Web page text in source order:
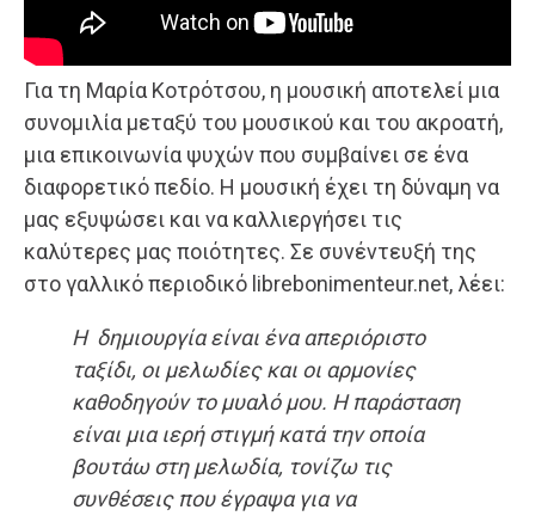
Για τη Μαρία Κοτρότσου, η μουσική αποτελεί μια
συνομιλία μεταξύ του μουσικού και του ακροατή,
μια επικοινωνία ψυχών που συμβαίνει σε ένα
διαφορετικό πεδίο. Η μουσική έχει τη δύναμη να
μας εξυψώσει και να καλλιεργήσει τις
καλύτερες μας ποιότητες. Σε συνέντευξή της
στο γαλλικό περιοδικό librebonimenteur.net, λέει:
Η δημιουργία είναι ένα απεριόριστο
ταξίδι, οι μελωδίες και οι αρμονίες
καθοδηγούν το μυαλό μου. Η παράσταση
είναι μια ιερή στιγμή κατά την οποία
βουτάω στη μελωδία, τονίζω τις
συνθέσεις που έγραψα για να